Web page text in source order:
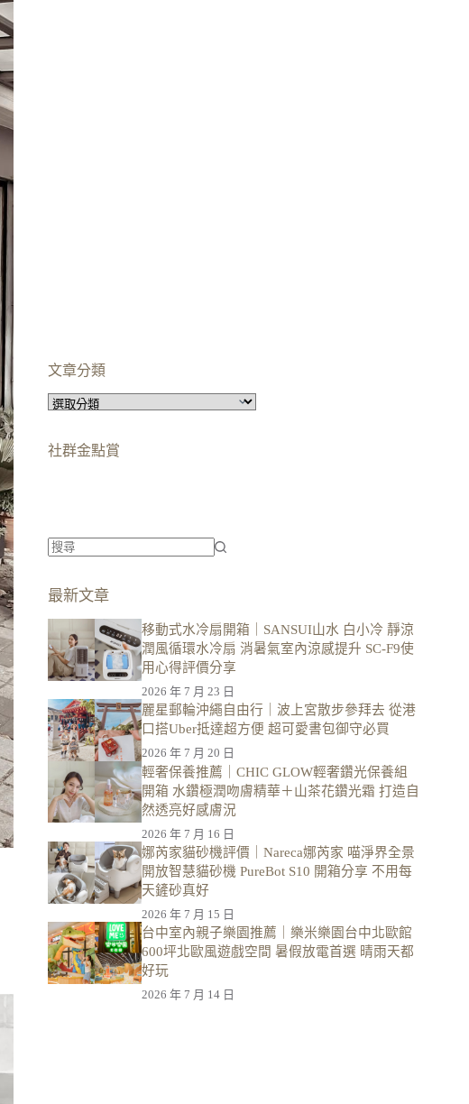
文章分類
文
分
類
社群金點賞
不
符
合
條
件
的
結
果
最新文章
移動式水冷扇開箱｜SANSUI山水 白小冷 靜涼
潤風循環水冷扇 消暑氣室內涼感提升 SC-F9使
用心得評價分享
2026 年 7 月 23 日
麗星郵輪沖繩自由行｜波上宮散步參拜去 從港
口搭Uber抵達超方便 超可愛書包御守必買
2026 年 7 月 20 日
輕奢保養推薦｜CHIC GLOW輕奢鑽光保養組
開箱 水鑽極潤吻膚精華＋山茶花鑽光霜 打造自
然透亮好感膚況
2026 年 7 月 16 日
娜芮家貓砂機評價｜Nareca娜芮家 喵淨界全景
開放智慧貓砂機 PureBot S10 開箱分享 不用每
天鏟砂真好
2026 年 7 月 15 日
台中室內親子樂園推薦｜樂米樂園台中北歐館
600坪北歐風遊戲空間 暑假放電首選 晴雨天都
好玩
2026 年 7 月 14 日